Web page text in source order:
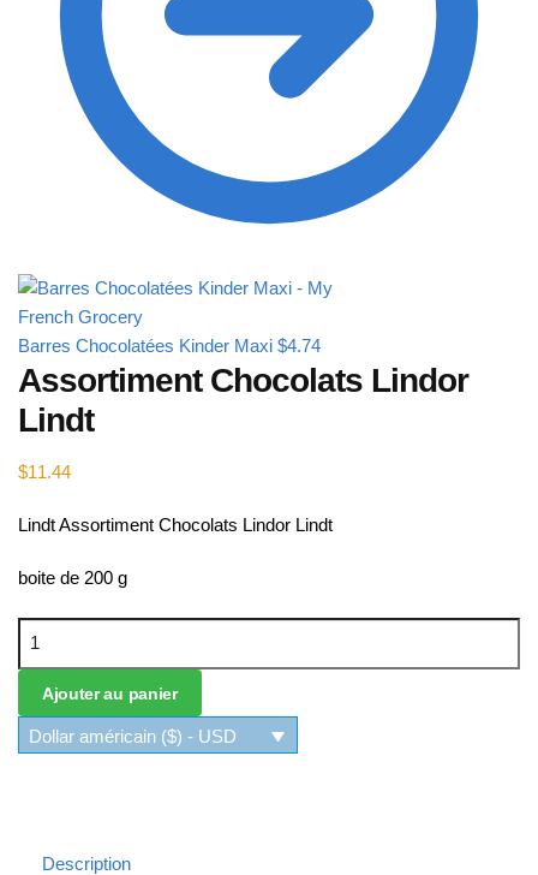
Barres Chocolatées Kinder Maxi $4.74
Assortiment Chocolats Lindor
Lindt
$11.44
Lindt Assortiment Chocolats Lindor Lindt
boite de 200 g
quantité de Assortiment Chocolats Lindor Lindt
Ajouter au panier
Dollar américain ($) - USD
Description